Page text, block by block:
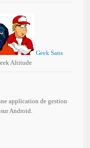
Geek Sans
Altitude
application de gestion
Android.